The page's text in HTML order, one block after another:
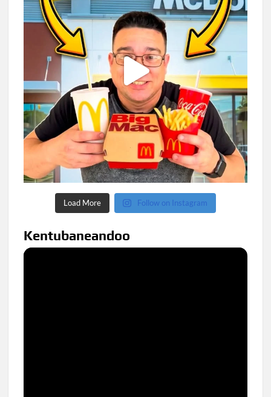
Load More Follow on Instagram
Kentubaneandoo